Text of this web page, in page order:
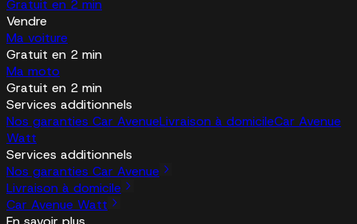
Gratuit en 2 min
Vendre
Ma voiture
Gratuit en 2 min
Ma moto
Gratuit en 2 min
Services additionnels
Nos garanties Car AvenueLivraison à domicileCar Avenue
Watt
Services additionnels
Nos garanties Car Avenue
Livraison à domicile
Car Avenue Watt